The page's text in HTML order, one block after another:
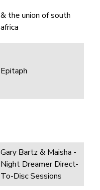
& the union of south
africa
Epitaph
Gary Bartz & Maisha -
Night Dreamer Direct-
To-Disc Sessions